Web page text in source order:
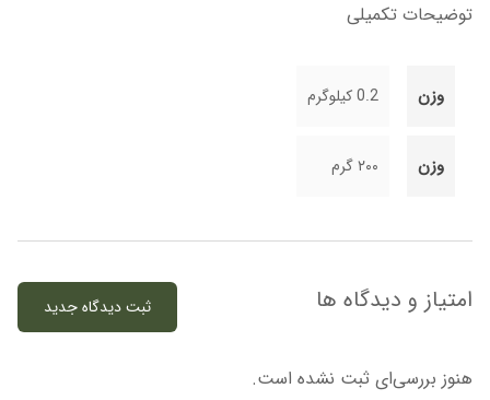
توضیحات تکمیلی
وزن 0.2 کیلوگرم
وزن ۲۰۰ گرم
امتیاز و دیدگاه ها ثبت دیدگاه جدید
هنوز بررسی‌ای ثبت نشده است.